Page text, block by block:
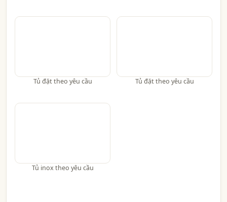
Tủ đặt theo yêu cầu Tủ đặt theo yêu cầu
Tủ inox theo yêu cầu